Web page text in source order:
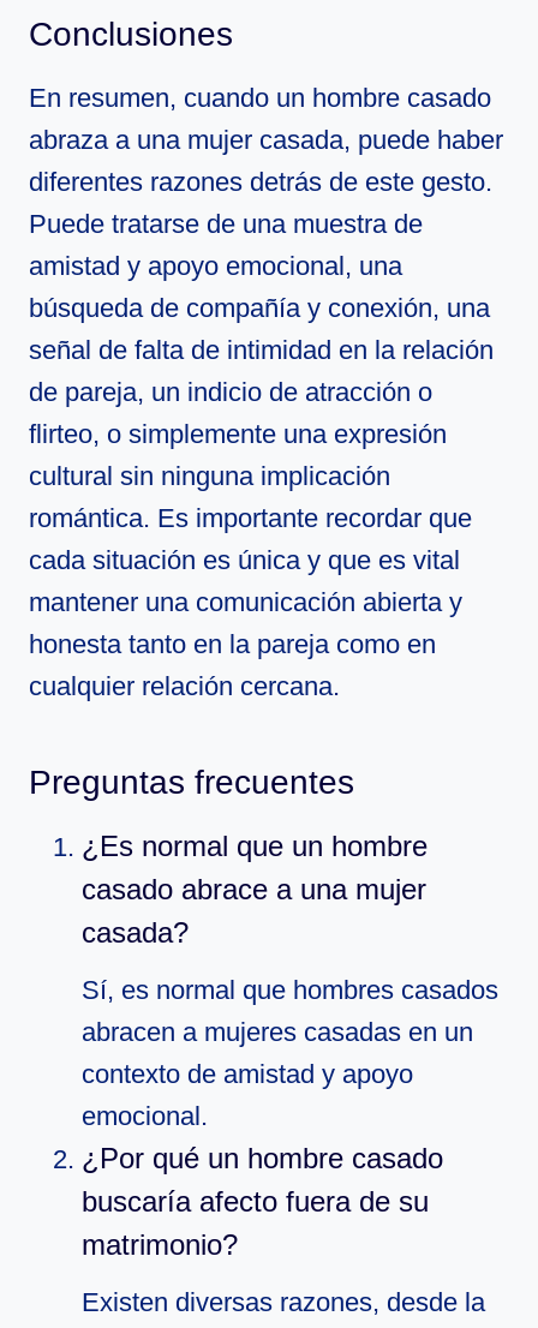
Conclusiones
En resumen, cuando un hombre casado
abraza a una mujer casada, puede haber
diferentes razones detrás de este gesto.
Puede tratarse de una muestra de
amistad y apoyo emocional, una
búsqueda de compañía y conexión, una
señal de falta de intimidad en la relación
de pareja, un indicio de atracción o
flirteo, o simplemente una expresión
cultural sin ninguna implicación
romántica. Es importante recordar que
cada situación es única y que es vital
mantener una comunicación abierta y
honesta tanto en la pareja como en
cualquier relación cercana.
Preguntas frecuentes
¿Es normal que un hombre
casado abrace a una mujer
casada?
Sí, es normal que hombres casados
abracen a mujeres casadas en un
contexto de amistad y apoyo
emocional.
¿Por qué un hombre casado
buscaría afecto fuera de su
matrimonio?
Existen diversas razones, desde la